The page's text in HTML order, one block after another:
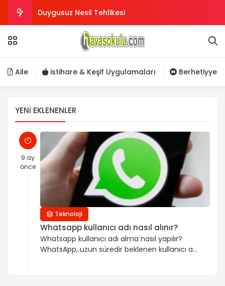
Duygusuz Nesil Tehlikesi
Sana sevap verecek birini ara !
Dövme yaptırmak günah mı?
Nasıl kul olunur?
Aile istihare & Keşif Uygulamaları Berhetiyye
YENI EKLENENLER
9 ay
önce
Teknoloji
Whatsapp kullanıcı adı nasıl alınır?
Whatsapp kullanıcı adı alma nasıl yapılır?
WhatsApp, uzun süredir beklenen kullanıcı adı